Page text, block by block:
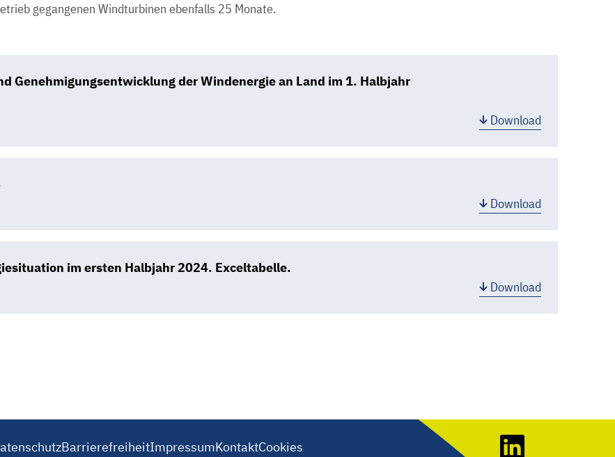
gegangenen Windturbinen ebenfalls 25 Monate.
Genehmigungsentwicklung der Windenergie an Land im 1. Halbjahr
Download
Download
im ersten Halbjahr 2024. Exceltabelle.
Download
BarrierefreiheitImpressumKontaktCookies